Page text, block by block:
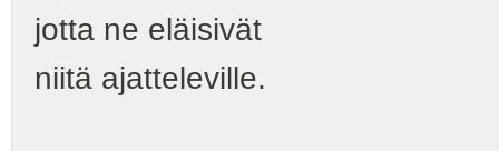
jotta ne eläisivät
niitä ajatteleville.